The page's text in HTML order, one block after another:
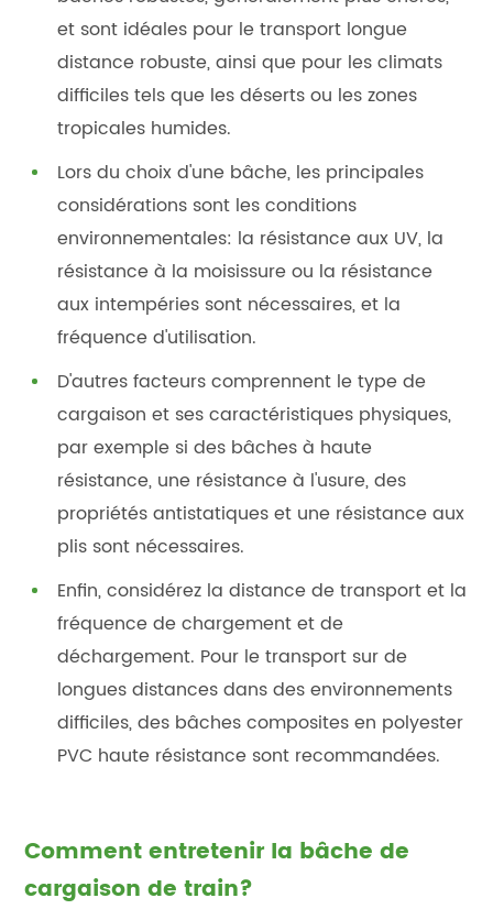
et sont idéales pour le transport longue
distance robuste, ainsi que pour les climats
difficiles tels que les déserts ou les zones
tropicales humides.
Lors du choix d'une bâche, les principales
considérations sont les conditions
environnementales: la résistance aux UV, la
résistance à la moisissure ou la résistance
aux intempéries sont nécessaires, et la
fréquence d'utilisation.
D'autres facteurs comprennent le type de
cargaison et ses caractéristiques physiques,
par exemple si des bâches à haute
résistance, une résistance à l'usure, des
propriétés antistatiques et une résistance aux
plis sont nécessaires.
Enfin, considérez la distance de transport et la
fréquence de chargement et de
déchargement. Pour le transport sur de
longues distances dans des environnements
difficiles, des bâches composites en polyester
PVC haute résistance sont recommandées.
Comment entretenir la bâche de
cargaison de train?